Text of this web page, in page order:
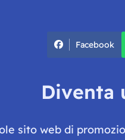
Facebook
Diventa
sito web di